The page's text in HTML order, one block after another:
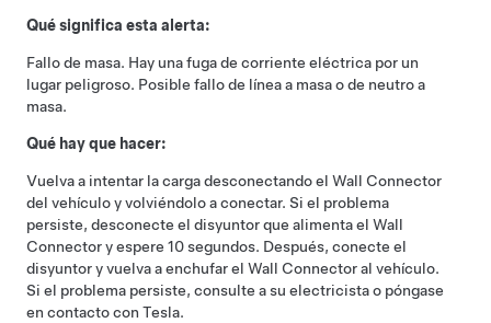
Qué significa esta alerta:
Fallo de masa. Hay una fuga de corriente eléctrica por un
lugar peligroso. Posible fallo de línea a masa o de neutro a
masa.
Qué hay que hacer:
Vuelva a intentar la carga desconectando el Wall Connector
del vehículo y volviéndolo a conectar. Si el problema
persiste, desconecte el disyuntor que alimenta el Wall
Connector y espere 10 segundos. Después, conecte el
disyuntor y vuelva a enchufar el Wall Connector al vehículo.
Si el problema persiste, consulte a su electricista o póngase
en contacto con Tesla.